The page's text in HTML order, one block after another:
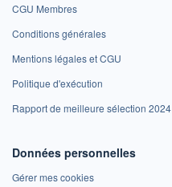
CGU Membres
Conditions générales
Mentions légales et CGU
Politique d'exécution
Rapport de meilleure sélection 2024
Données personnelles
Gérer mes cookies